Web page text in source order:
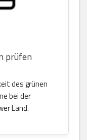
prüfen
des grünen
bei der
Land.